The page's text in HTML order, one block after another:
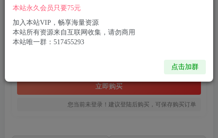
此内容为付费资源，请付费后查看
8
免费
立即购买
您当前未登录！建议登陆后购买，可保存购买订单
本站永久会员只要75元
加入本站VIP，畅享海量资源
本站所有资源来自互联网收集，请勿商用
本站唯一群：517455293
点击加群